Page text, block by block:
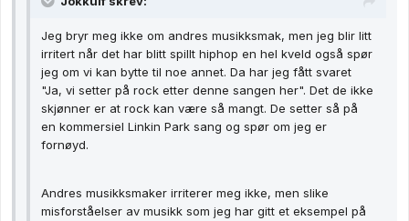
Jeg bryr meg ikke om andres musikksmak, men jeg blir litt
irritert når det har blitt spillt hiphop en hel kveld også spør
jeg om vi kan bytte til noe annet. Da har jeg fått svaret
"Ja, vi setter på rock etter denne sangen her". Det de ikke
skjønner er at rock kan være så mangt. De setter så på
en kommersiel Linkin Park sang og spør om jeg er
fornøyd.
Andres musikksmaker irriterer meg ikke, men slike
misforståelser av musikk som jeg har gitt et eksempel på